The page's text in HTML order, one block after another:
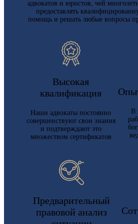
адвокатов и юристов, чей
предоставлять
помощь и решать любые вопросы
Высокая
квалификация
Наши адвокаты постоянно
совершенствуют свои знания
и подтверждают это
множеством сертификатов
В
Предварительный
правовой анализ